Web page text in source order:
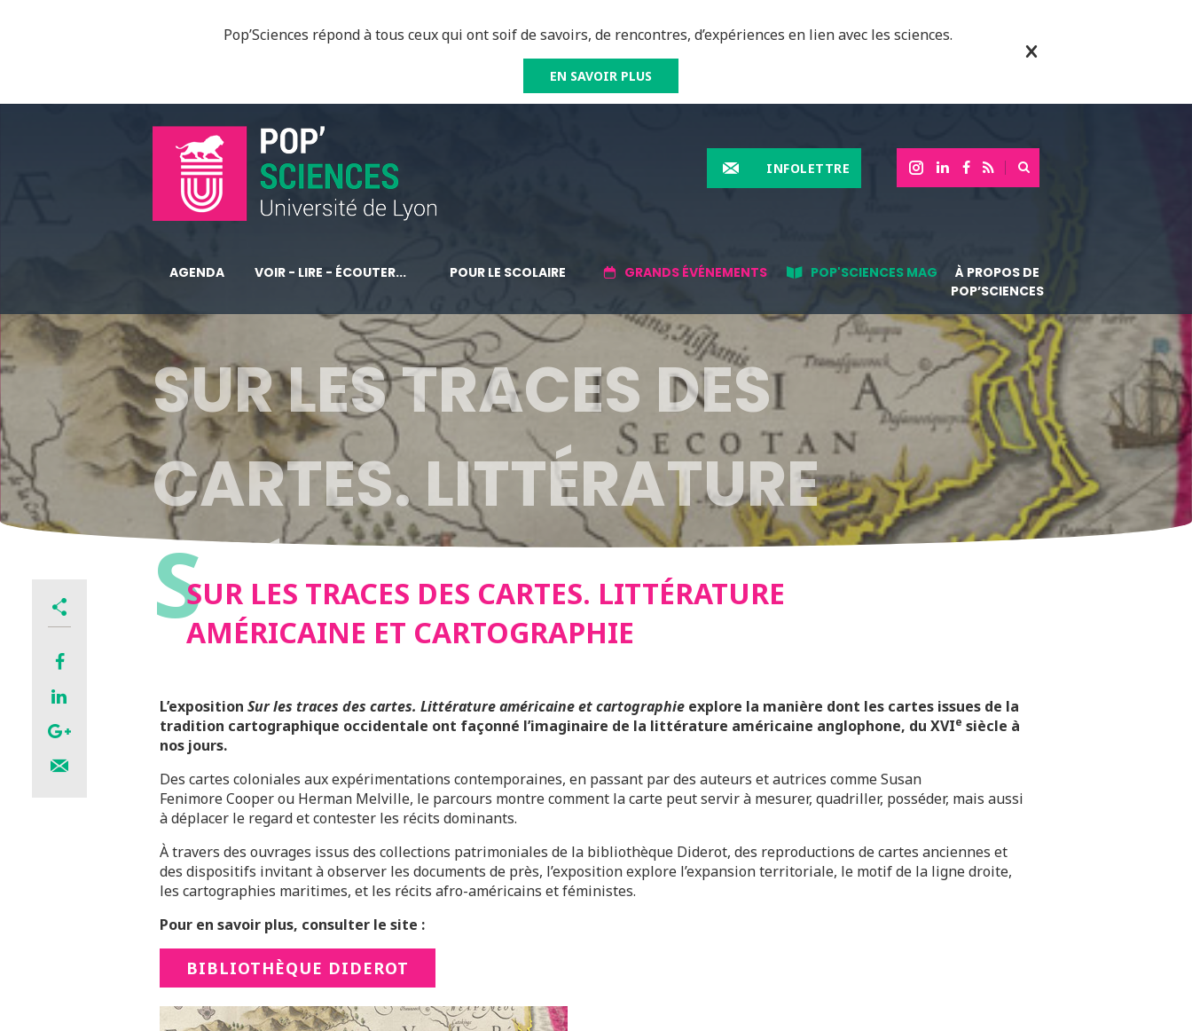
Pop’Sciences répond à tous ceux qui ont soif de savoirs, de rencontres, d’expériences en lien avec les sciences.
EN SAVOIR PLUS
INFOLETTRE
AGENDA VOIR - LIRE - ÉCOUTER... POUR LE SCOLAIRE GRANDS ÉVÉNEMENTS POP'SCIENCES MAG
À PROPOS DE
POP’SCIENCES
SUR LES TRACES DES
CARTES. LITTÉRATURE
AMÉRICAINE ET
CARTOGRAPHIE
SSUR LES TRACES DES CARTES. LITTÉRATURE
AMÉRICAINE ET CARTOGRAPHIE
L’exposition Sur les traces des cartes. Littérature américaine et cartographie explore la manière dont les cartes issues de la
tradition cartographique occidentale ont façonné l’imaginaire de la littérature américaine anglophone, du XVIe siècle à
nos jours.
Des cartes coloniales aux expérimentations contemporaines, en passant par des auteurs et autrices comme Susan
Fenimore Cooper ou Herman Melville, le parcours montre comment la carte peut servir à mesurer, quadriller, posséder, mais aussi
à déplacer le regard et contester les récits dominants.
À travers des ouvrages issus des collections patrimoniales de la bibliothèque Diderot, des reproductions de cartes anciennes et
des dispositifs invitant à observer les documents de près, l’exposition explore l’expansion territoriale, le motif de la ligne droite,
les cartographies maritimes, et les récits afro-américains et féministes.
Pour en savoir plus, consulter le site :
BIBLIOTHÈQUE DIDEROT